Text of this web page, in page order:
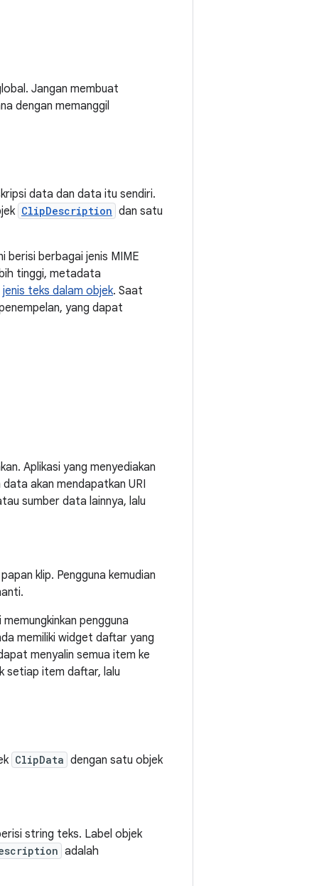
Jangan membuat
dengan memanggil
data dan data itu sendiri.
ClipDescription dan satu
berisi berbagai jenis MIME
tinggi, metadata
jenis teks dalam objek. Saat
yang dapat
Aplikasi yang menyediakan
akan mendapatkan URI
sumber data lainnya, lalu
klip. Pengguna kemudian
memungkinkan pengguna
memiliki widget daftar yang
menyalin semua item ke
setiap item daftar, lalu
ClipData dengan satu objek
string teks. Label objek
adalah